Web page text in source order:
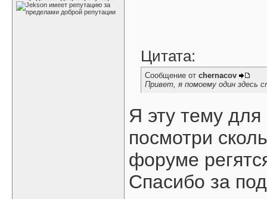
Цитата:
Сообщение от chernacov
Привет, я помоему один здесь
Я эту тему
посмотри
форуме
Спасибо за